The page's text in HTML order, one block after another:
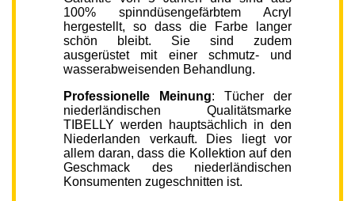
100% spinndüsengefärbtem Acryl
hergestellt, so dass die Farbe langer
schön bleibt. Sie sind zudem
ausgerüstet mit einer schmutz- und
wasserabweisenden Behandlung.
Professionelle Meinung: Tücher der
niederländischen Qualitätsmarke
TIBELLY werden hauptsächlich in den
Niederlanden verkauft. Dies liegt vor
allem daran, dass die Kollektion auf den
Geschmack des niederländischen
Konsumenten zugeschnitten ist.